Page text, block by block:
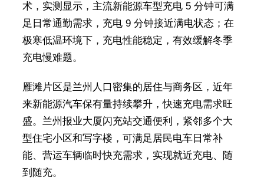
术，实测显示，主流新能源车型充电 5 分钟可满
足日常通勤需求，充电 9 分钟接近满电状态；在
极寒低温环境下，充电性能稳定，有效缓解冬季
充电慢难题。
雁滩片区是兰州人口密集的居住与商务区，近年
来新能源汽车保有量持续攀升，快速充电需求旺
盛。兰州报业大厦闪充站交通便利，紧邻多个大
型住宅小区和写字楼，可满足居民电车日常补
能、营运车辆临时快充需求，实现就近充电、随
到随充。